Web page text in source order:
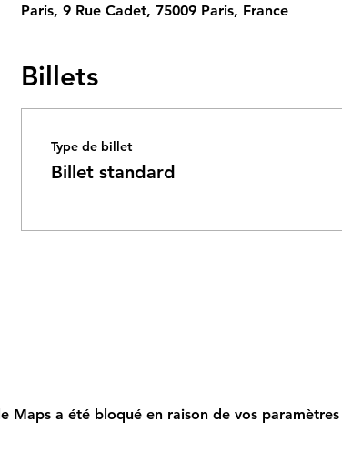
Paris, 9 Rue Cadet, 75009 Paris, France
Billets
Type de billet
Billet standard
Maps a été bloqué en raison de vos